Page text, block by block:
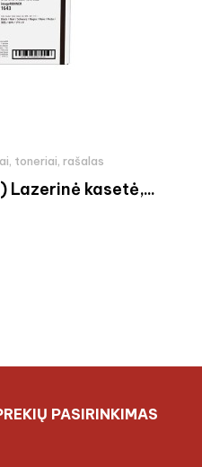
toneriai, rašalas
Lazerinė kasetė,...
PASIRINKIMAS